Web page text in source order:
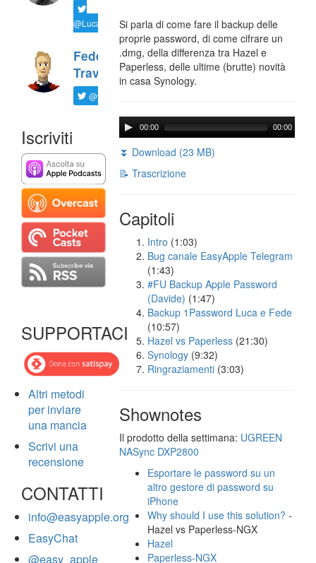
@LucaTNT
Federico
Travaini
@ftrava
Iscriviti
SUPPORTACI
Altri metodi
per inviare
una mancia
Scrivi una
recensione
CONTATTI
info@easyapple.org
EasyChat
@easy_apple
Si parla di come fare il backup delle
proprie password, di come cifrare un
.dmg, della differenza tra Hazel e
Paperless, delle ultime (brutte) novità
in casa Synology.
00:00 00:00
⏬ Download (23 MB)
📝 Trascrizione
Capitoli
Intro (1:03)
Bug canale EasyApple Telegram
(1:43)
#FU Backup Apple Password
(Davide) (1:47)
Backup 1Password Luca e Fede
(10:57)
Hazel vs Paperless (21:30)
Synology (9:32)
Ringraziamenti (3:03)
Shownotes
Il prodotto della settimana: UGREEN
NASync DXP2800
Esportare le password su un
altro gestore di password su
iPhone
Why should I use this solution? -
Hazel vs Paperless-NGX
Hazel
Paperless-NGX